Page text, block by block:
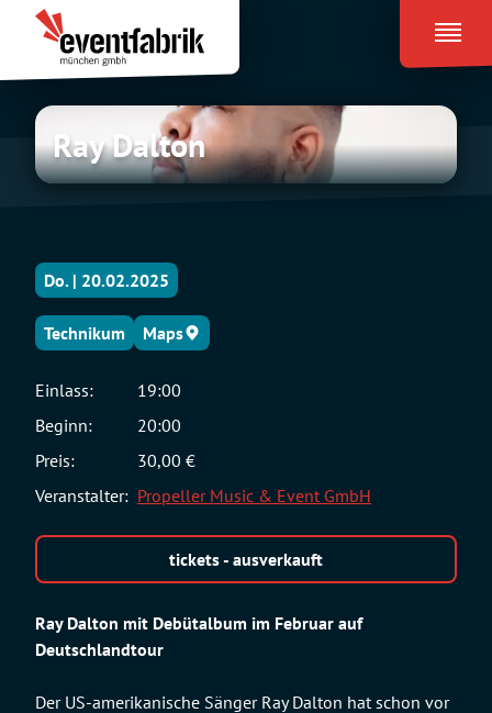
Inhalt
springen
Eventfabrik
München
Ray
Dalton
Ray Dalton
Ray Dalton mit Debütalbum im Februar auf
Deutschlandtour
Der US-amerikanische Sänger Ray Dalton hat schon vor
Do. | 20.02.2025
Technikum Maps
Einlass:
19:00
Beginn:
20:00
Preis:
30,00 €
Veranstalter: Propeller Music & Event GmbH
tickets - ausverkauft